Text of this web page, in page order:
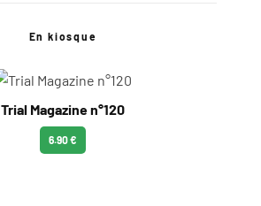
En kiosque
Trial Magazine n°120
6.90 €